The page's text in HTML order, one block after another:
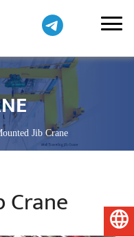
Jib Crane
Crane Pilipino